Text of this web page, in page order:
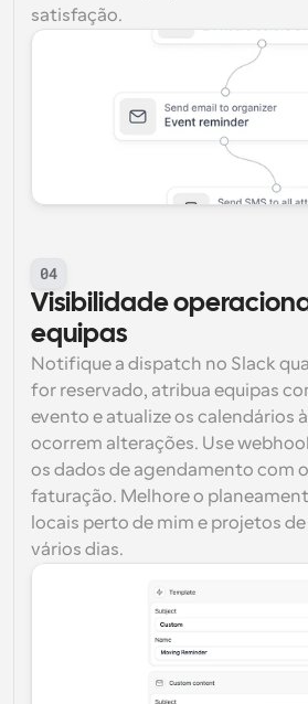
satisfação.
04
Visibilidade
equipas
Notifique a dispatch no Slack
for reservado, atribua equipas
evento e atualize os calendários
ocorrem alterações. Use
os dados de agendamento com o
faturação. Melhore o
locais perto de mim e projetos
vários dias.